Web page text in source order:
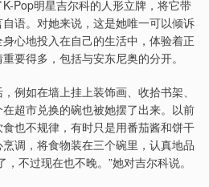
Pop明星吉尔科的人形立牌，将它带
语。对她来说，这是她唯一可以倾诉
心地投入在自己的生活中，体验着正
要得多，包括与安东尼奥的分开。
例如在墙上挂上装饰画、收拾书架、
超市兑换的碗也被她摆了出来。以前
也不规律，有时只是用番茄酱和饼干
调，将食物装在三个碗里，认真地品
不过现在也不晚。”她对吉尔科说。